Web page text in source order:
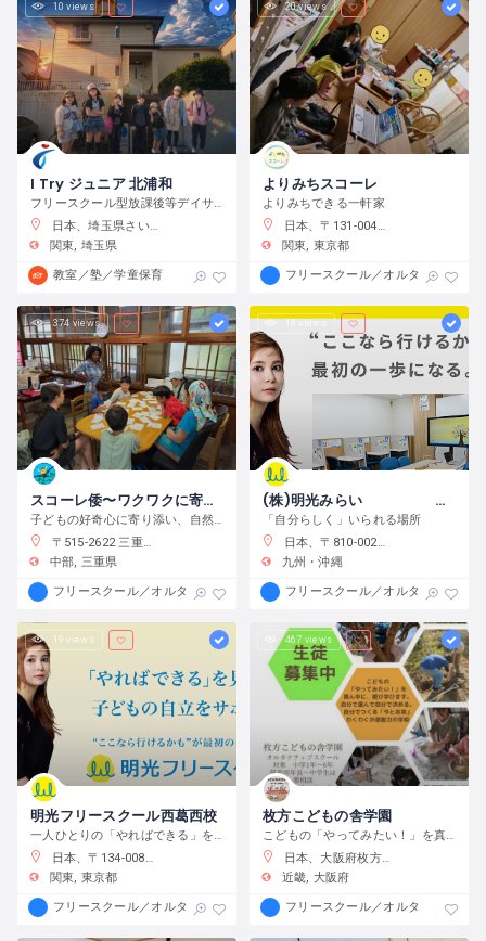
10 views
I Try ジュニア 北浦和
フリースクール型放課後等デイサービス
日本、埼玉県さいたま市浦和区元町２−３４−１０
関東
埼玉県
教室／塾／学童保育
20 views
よりみちスコーレ
よりみちできる一軒家
日本、〒131-0045 東京都墨田区押上２丁目２８−３
関東
東京都
フリースクール／オルタナティブス
374 views
スコーレ倭〜ワクワクに寄り添う学校〜
〒515-2622 三重県津市白山町中ノ村１３８−４
中部 三重県
フリースクール／オルタナティブスクール
(株)明光みらい 明光フリースクール薬院本校
「自分らしく」いられる場所
日本、〒810-0022 福岡県福岡市中央区薬院１−１０−６ フォレスト薬院大通り
九州・沖縄
フリースクール／オルタナティブス
19 views
明光フリースクール西葛西校
一人ひとりの「やればできる」を見つけ、育む
日本、〒134-0088 東京都江戸川区西葛西６−１０−１４ 正栄ビル
関東
東京都
フリースクール／オルタナティブスクール
467 views
枚方こどもの舎学園
こどもの「やってみたい！」を真ん中に、遊び、学び、活動する、わくわくが原動力の学校です。
日本、大阪府枚方市渚元町２１−３１
近畿 大阪府
フリースクール／オルタナティブス